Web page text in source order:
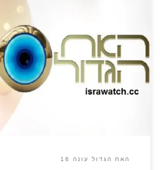
האח הגדול עונה 16